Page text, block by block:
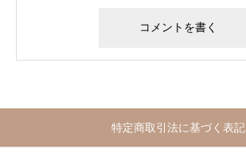
特定商取引法に基づく表記